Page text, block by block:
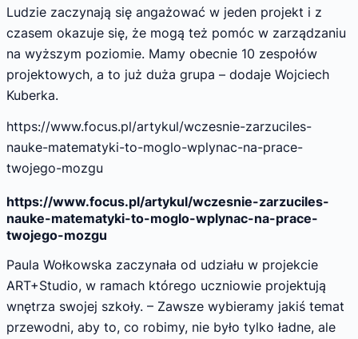
Ludzie zaczynają się angażować w jeden projekt i z
czasem okazuje się, że mogą też pomóc w zarządzaniu
na wyższym poziomie. Mamy obecnie 10 zespołów
projektowych, a to już duża grupa – dodaje Wojciech
Kuberka.
https://www.focus.pl/artykul/wczesnie-zarzuciles-
nauke-matematyki-to-moglo-wplynac-na-prace-
twojego-mozgu
https://www.focus.pl/artykul/wczesnie-zarzuciles-
nauke-matematyki-to-moglo-wplynac-na-prace-
twojego-mozgu
Paula Wołkowska zaczynała od udziału w projekcie
ART+Studio, w ramach którego uczniowie projektują
wnętrza swojej szkoły. – Zawsze wybieramy jakiś temat
przewodni, aby to, co robimy, nie było tylko ładne, ale